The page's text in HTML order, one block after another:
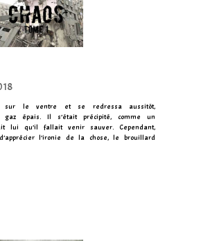
sur le ventre et se redressa aussitôt,
épais. Il s’était précipité, comme un
lui qu’il fallait venir sauver. Cependant,
l’ironie de la chose, le brouillard